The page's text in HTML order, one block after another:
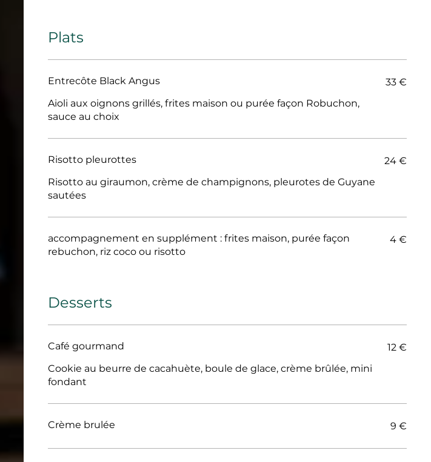
Plats
Entrecôte Black Angus
Aioli aux oignons grillés, frites maison ou purée façon Robuchon,
sauce au choix
33 €
Risotto pleurottes
Risotto au giraumon, crème de champignons, pleurotes de Guyane
sautées
24 €
accompagnement en supplément : frites maison, purée façon
rebuchon, riz coco ou risotto
4 €
Desserts
Café gourmand
Cookie au beurre de cacahuète, boule de glace, crème brûlée, mini
fondant
12 €
Crème brulée 9 €